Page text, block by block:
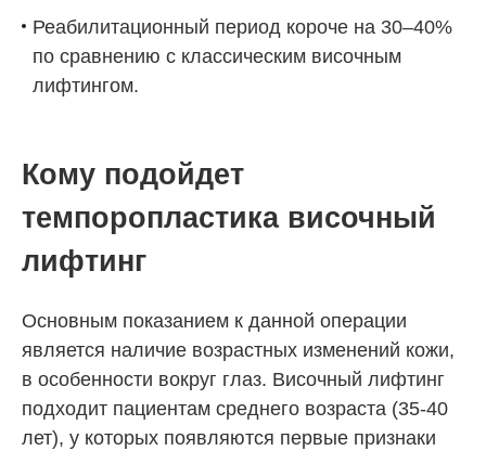
Реабилитационный период короче на 30–40%
по сравнению с классическим височным
лифтингом.
Кому подойдет
темпоропластика височный
лифтинг
Основным показанием к данной операции
является наличие возрастных изменений кожи,
в особенности вокруг глаз. Височный лифтинг
подходит пациентам среднего возраста (35-40
лет), у которых появляются первые признаки